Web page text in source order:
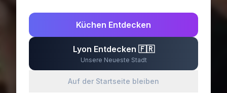
Küchen Entdecken
Lyon Entdecken 🇫🇷
Unsere Neueste Stadt
Auf der Startseite bleiben